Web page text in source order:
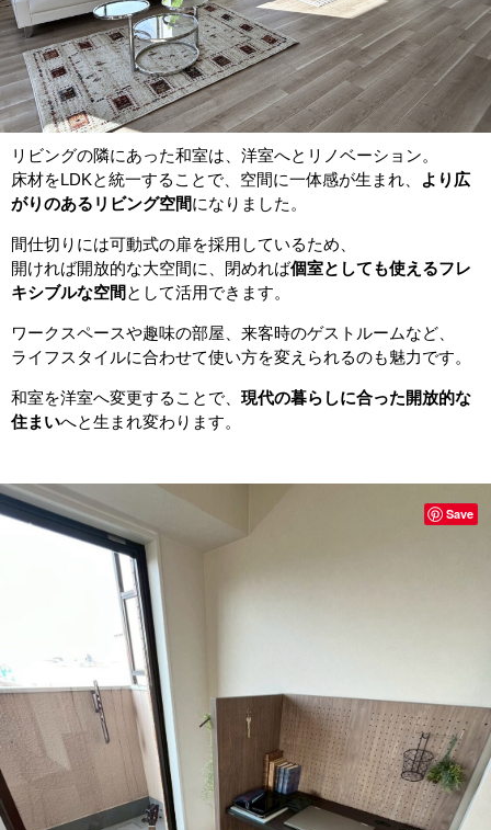
リビングの隣にあった和室は、洋室へとリノベーション。
床材をLDKと統一することで、空間に一体感が生まれ、
より広
がりのあるリビング空間になりました。
間仕切りには可動式の扉を採用しているため、
開ければ開放的な大空間に、閉めれば個室としても使えるフレ
キシブルな空間 として活用できます。
ワークスペースや趣味の部屋、来客時のゲストルームなど、
ライフスタイルに合わせて使い方を変えられるのも魅力です。
和室を洋室へ変更することで、 現代の暮らしに合った開放的な
住まいへと生まれ変わります。
Save